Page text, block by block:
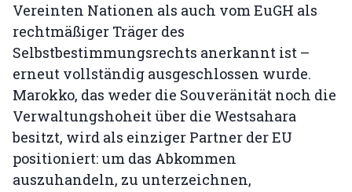
Vereinten Nationen als auch vom EuGH als
rechtmäßiger Träger des
Selbstbestimmungsrechts anerkannt ist –
erneut vollständig ausgeschlossen wurde.
Marokko, das weder die Souveränität noch die
Verwaltungshoheit über die Westsahara
besitzt, wird als einziger Partner der EU
positioniert: um das Abkommen
auszuhandeln, zu unterzeichnen,